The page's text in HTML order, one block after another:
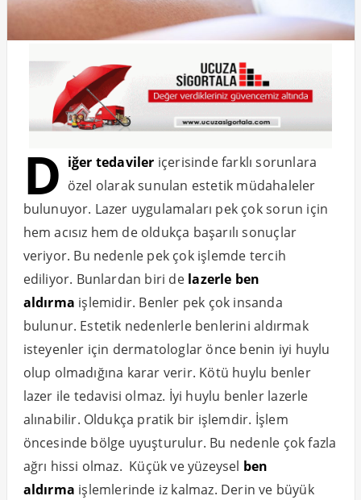
D iğer tedaviler içerisinde farklı sorunlara
özel olarak sunulan estetik müdahaleler
bulunuyor. Lazer uygulamaları pek çok sorun için
hem acısız hem de oldukça başarılı sonuçlar
veriyor. Bu nedenle pek çok işlemde tercih
ediliyor. Bunlardan biri de lazerle ben
aldırma işlemidir. Benler pek çok insanda
bulunur. Estetik nedenlerle benlerini aldırmak
isteyenler için dermatologlar önce benin iyi huylu
olup olmadığına karar verir. Kötü huylu benler
lazer ile tedavisi olmaz. İyi huylu benler lazerle
alınabilir. Oldukça pratik bir işlemdir. İşlem
öncesinde bölge uyuşturulur. Bu nedenle çok fazla
ağrı hissi olmaz. Küçük ve yüzeysel ben
aldırma işlemlerinde iz kalmaz. Derin ve büyük